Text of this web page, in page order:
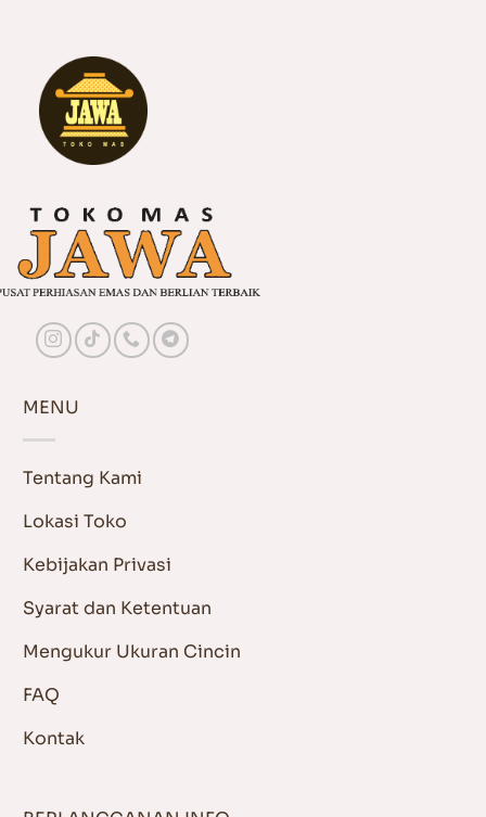
MENU
Tentang Kami
Lokasi Toko
Kebijakan Privasi
Syarat dan Ketentuan
Mengukur Ukuran Cincin
FAQ
Kontak